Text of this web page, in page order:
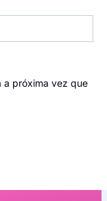
a próxima vez que